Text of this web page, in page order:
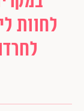
לחוות